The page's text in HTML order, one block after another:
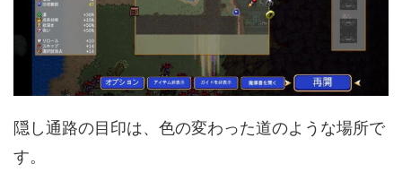
隠し通路の目印は、色の変わった道のような場所で
す。